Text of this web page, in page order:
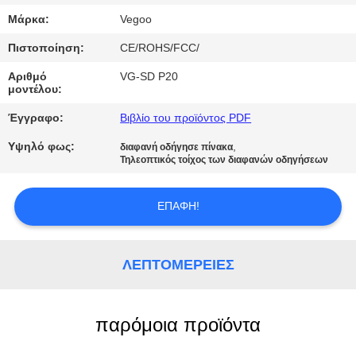
ΕΠΙΚΟΙΝΩΝΉΣΤΕ
ΜΑΣ
ΕΙΔΉΣΕΙΣ
ΖΗΤΉΣΤΕ
ΜΙΑ
Μάρκα: Vegoo
Πιστοποίηση: CE/ROHS/FCC/
Αριθμό
μοντέλου:
VG-SD P20
Έγγραφο: Βιβλίο του προϊόντος PDF
Υψηλό φως: διαφανή οδήγησε πίνακα,
Τηλεοπτικός τοίχος των διαφανών οδηγήσεων
ΕΠΑΦΉ!
ΛΕΠΤΟΜΈΡΕΙΕΣ
παρόμοια προϊόντα